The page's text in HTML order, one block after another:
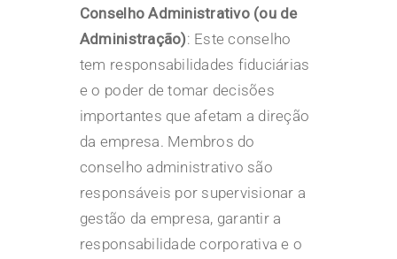
Conselho Administrativo (ou de
Administração): Este conselho
tem responsabilidades fiduciárias
e o poder de tomar decisões
importantes que afetam a direção
da empresa. Membros do
conselho administrativo são
responsáveis por supervisionar a
gestão da empresa, garantir a
responsabilidade corporativa e o